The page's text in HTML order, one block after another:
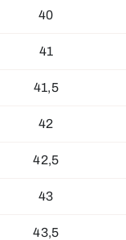
40
41
41,5
42
42,5
43
43,5